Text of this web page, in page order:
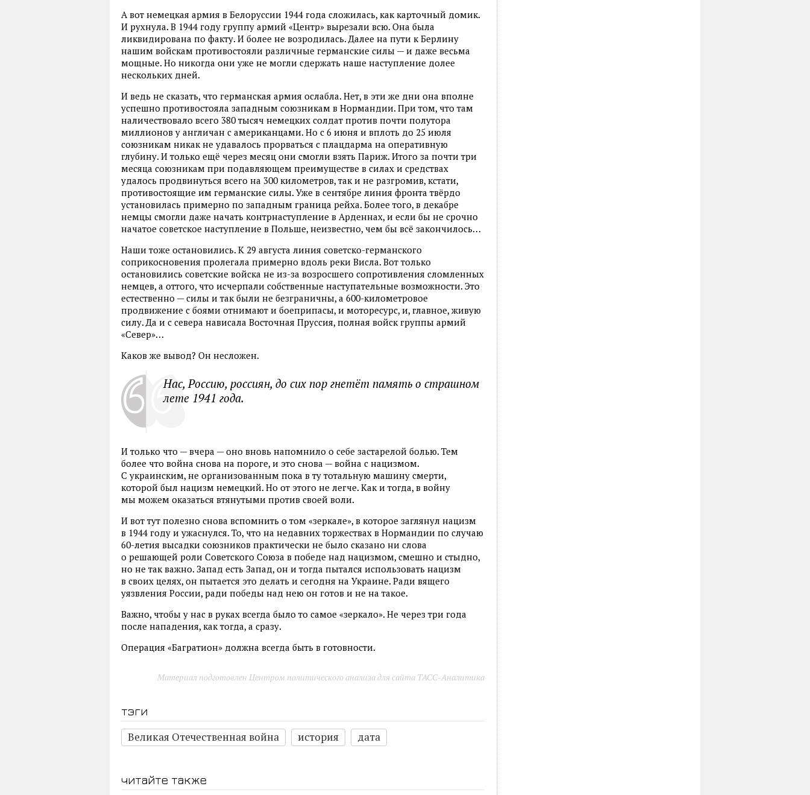
А вот немецкая армия в Белоруссии 1944 года сложилась, как карточный домик.
И рухнула. В 1944 году группу армий «Центр» вырезали всю. Она была
ликвидирована по факту. И более не возродилась. Далее на пути к Берлину
нашим войскам противостояли различные германские силы — и даже весьма
мощные. Но никогда они уже не могли сдержать наше наступление долее
нескольких дней.
И ведь не сказать, что германская армия ослабла. Нет, в эти же дни она вполне
успешно противостояла западным союзникам в Нормандии. При том, что там
наличествовало всего 380 тысяч немецких солдат против почти полутора
миллионов у англичан с американцами. Но с 6 июня и вплоть до 25 июля
союзникам никак не удавалось прорваться с плацдарма на оперативную
глубину. И только ещё через месяц они смогли взять Париж. Итого за почти три
месяца союзникам при подавляющем преимуществе в силах и средствах
удалось продвинуться всего на 300 километров, так и не разгромив, кстати,
противостоящие им германские силы. Уже в сентябре линия фронта твёрдо
установилась примерно по западным граница рейха. Более того, в декабре
немцы смогли даже начать контрнаступление в Арденнах, и если бы не срочно
начатое советское наступление в Польше, неизвестно, чем бы всё закончилось…
Наши тоже остановились. К 29 августа линия советско-германского
соприкосновения пролегала примерно вдоль реки Висла. Вот только
остановились советские войска не из-за возросшего сопротивления сломленных
немцев, а оттого, что исчерпали собственные наступательные возможности. Это
естественно — силы и так были не безграничны, а 600-километровое
продвижение с боями отнимают и боеприпасы, и моторесурс, и, главное, живую
силу. Да и с севера нависала Восточная Пруссия, полная войск группы армий
«Север»…
Каков же вывод? Он несложен.
Нас, Россию, россиян, до сих пор гнетёт память о страшном
лете 1941 года.
И только что — вчера — оно вновь напомнило о себе застарелой болью. Тем
более что война снова на пороге, и это снова — война с нацизмом.
С украинским, не организованным пока в ту тотальную машину смерти,
которой был нацизм немецкий. Но от этого не легче. Как и тогда, в войну
мы можем оказаться втянутыми против своей воли.
И вот тут полезно снова вспомнить о том «зеркале», в которое заглянул нацизм
в 1944 году и ужаснулся. То, что на недавних торжествах в Нормандии по случаю
60-летия высадки союзников практически не было сказано ни слова
о решающей роли Советского Союза в победе над нацизмом, смешно и стыдно,
но не так важно. Запад есть Запад, он и тогда пытался использовать нацизм
в своих целях, он пытается это делать и сегодня на Украине. Ради вящего
уязвления России, ради победы над нею он готов и не на такое.
Важно, чтобы у нас в руках всегда было то самое «зеркало». Не через три года
после нападения, как тогда, а сразу.
Операция «Багратион» должна всегда быть в готовности.
Материал подготовлен Центром политического анализа для сайта ТАСС-Аналитика
тэги
Великая Отечественная война
история дата
читайте также